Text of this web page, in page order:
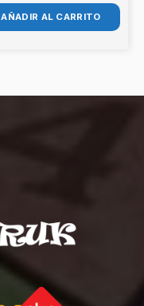
AÑADIR AL CARRITO